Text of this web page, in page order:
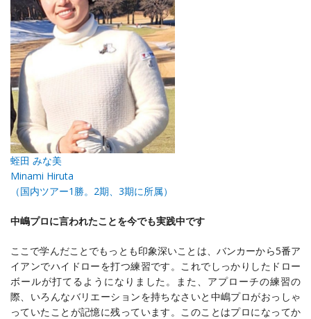
蛭田 みな美
Minami Hiruta
（国内ツアー1勝。2期、3期に所属）
中嶋プロに言われたことを今でも実践中です
ここで学んだことでもっとも印象深いことは、バンカーから5番ア
イアンでハイドローを打つ練習です。これでしっかりしたドロー
ボールが打てるようになりました。また、アプローチの練習の
際、いろんなバリエーションを持ちなさいと中嶋プロがおっしゃ
っていたことが記憶に残っています。このことはプロになってか